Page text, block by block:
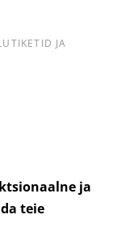
JA
ja
teie